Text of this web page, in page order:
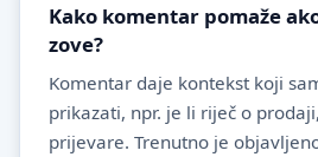
Kako komentar pomaže
zove?
Komentar daje kontekst koji
prikazati, npr. je li riječ o
prijevare. Trenutno je